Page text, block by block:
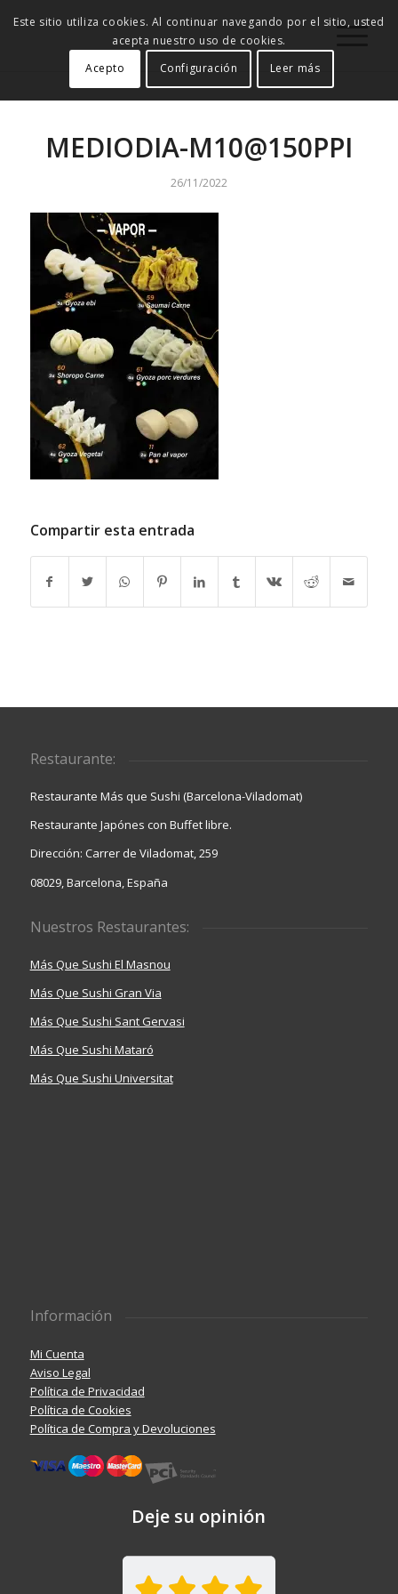
MEDIODIA-M10@150PPI
26/11/2022
Compartir esta entrada
Restaurante:
Restaurante Más que Sushi (Barcelona-Viladomat)
Restaurante Japónes con Buffet libre.
Dirección: Carrer de Viladomat, 259
08029, Barcelona, España
Nuestros Restaurantes:
Más Que Sushi El Masnou
Más Que Sushi Gran Via
Más Que Sushi Sant Gervasi
Más Que Sushi Mataró
Más Que Sushi Universitat
Información
Mi Cuenta
Aviso Legal
Política de Privacidad
Política de Cookies
Política de Compra y Devoluciones
Deje su opinión
Este sitio utiliza cookies. Al continuar navegando por el sitio, usted
acepta nuestro uso de cookies.
Acepto
Configuración Leer más